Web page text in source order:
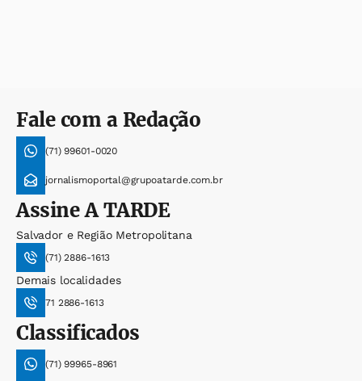
Fale com a Redação
(71) 99601-0020
jornalismoportal@grupoatarde.com.br
AssineA TARDE
Salvador e Região Metropolitana
(71) 2886-1613
Demais localidades
71 2886-1613
Classificados
(71) 99965-8961